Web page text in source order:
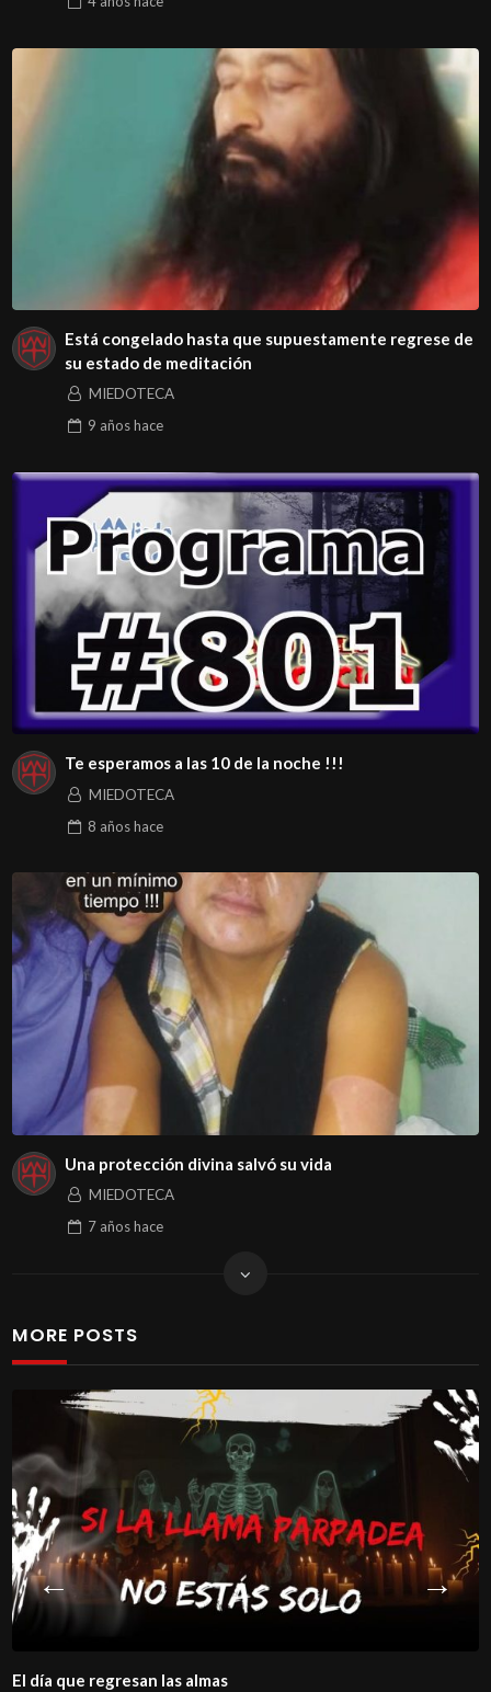
Está congelado hasta que supuestamente regrese de
su estado de meditación
MIEDOTECA
9 añoshace
Te esperamos a las 10 de la noche !!!
MIEDOTECA
8 añoshace
Una protección divina salvó su vida
MIEDOTECA
7 añoshace
MORE POSTS
El día que regresan las almas